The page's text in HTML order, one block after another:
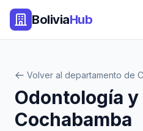
BoliviaHub
Volver al departamento de
Odontología
Cochabamba